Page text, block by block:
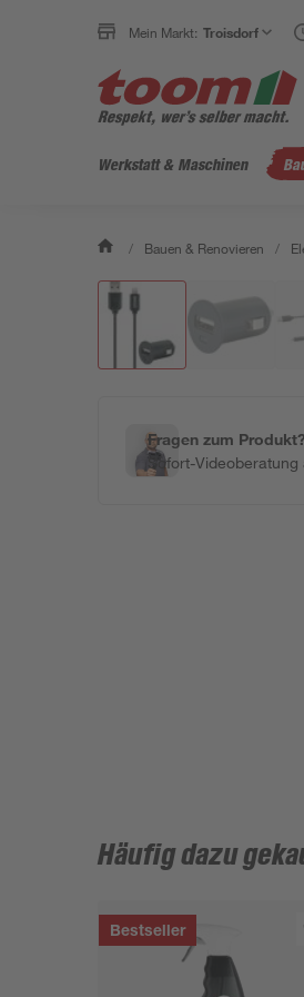
Mein Markt: Troisdorf
Werkstatt & Maschinen
/ Bauen & Renovieren /
Fragen zum Produkt?
Sofort-
Häufig dazu
Bestseller